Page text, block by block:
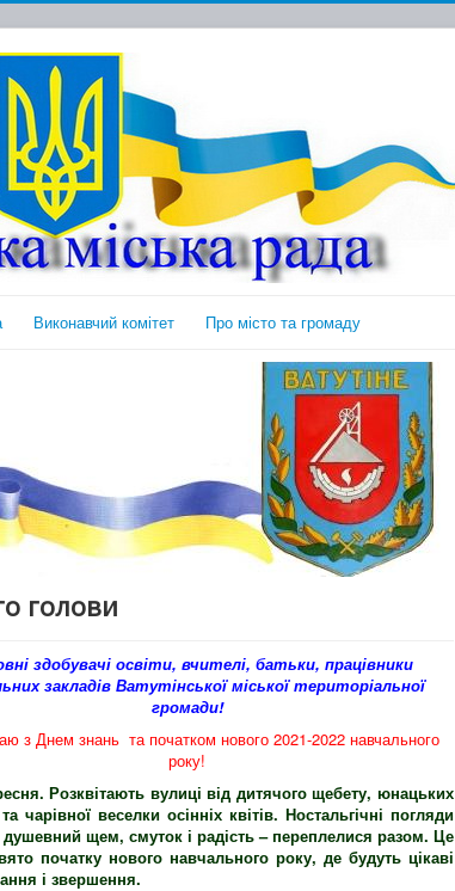
Виконавчий комітет Про місто та громаду
голови
здобувачі освіти, вчителі, батьки, працівники
закладів Ватутінської міської територіальної
громади!
з Днем знань та початком нового 2021-2022 навчального
року!
Розквітають вулиці від дитячого щебету, юнацьких
чарівної веселки осінніх квітів. Ностальгічні погляди
щем, смуток і радість – переплелися разом. Це
початку нового навчального року, де будуть цікаві
і звершення.